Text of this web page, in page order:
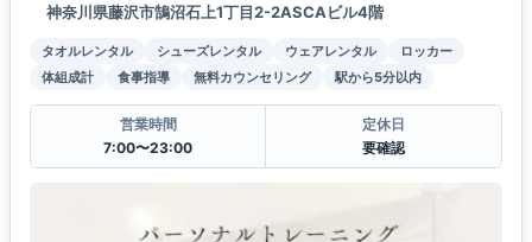
神奈川県藤沢市鵠沼石上1丁目2-2ASCAビル4階
タオルレンタル シューズレンタル ウェアレンタル
ロッカー
体組成計
食事指導 無料カウンセリング 駅から5分以内
営業時間
7:00〜23:00
定休日
要確認